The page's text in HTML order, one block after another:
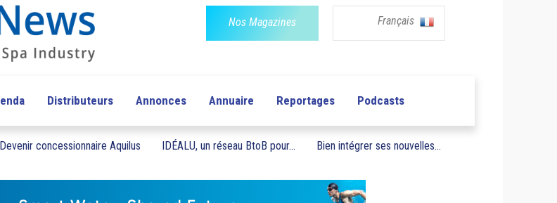
Nos Magazines Français
Distributeurs Annonces Annuaire Reportages Podcasts
Devenir concessionnaire Aquilus IDÉALU, un réseau BtoB pour... Bien intégrer ses nouvelles...